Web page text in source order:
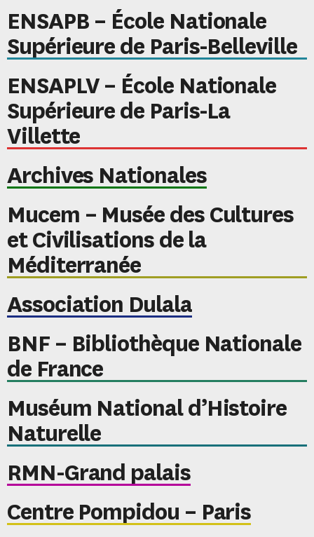
ENSAPB – École Nationale
Supérieure de Paris-Belleville
ENSAPLV – École Nationale
Supérieure de Paris-La
Villette
Archives Nationales
Mucem – Musée des Cultures
et Civilisations de la
Méditerranée
Association Dulala
BNF – Bibliothèque Nationale
de France
Muséum National d’Histoire
Naturelle
RMN-Grand palais
Centre Pompidou – Paris